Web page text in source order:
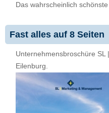
Das wahrscheinlich
Fast alles auf 8 Seiten
Unternehmensbroschüre
Eilenburg.